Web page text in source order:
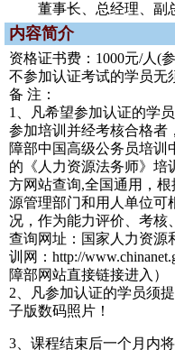
董事长、总经理、副
内容简介
资格证书费：1000元/人(
不参加认证考试的学员无
备 注：
1、凡希望参加认证的学
参加培训并经考核合格者
障部中国高级公务员培训
的《人力资源法务师》培
方网站查询,全国通用，
源管理部门和用人单位可
况，作为能力评价、考核
查询网址：国家人力资源
训网：http://
障部网站直接链接进入）
2、凡参加认证的学员须
子版数码照片！
3、课程结束后一个月内